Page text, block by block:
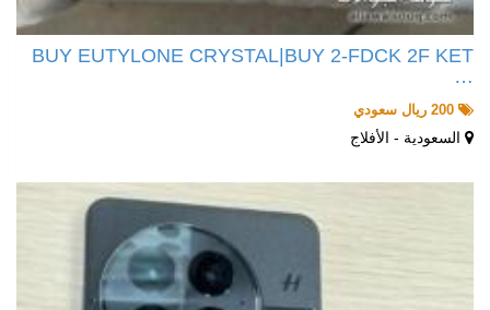
BUY EUTYLONE CRYSTAL|BUY 2-FDCK 2F KET
…
السعودية - الأفلاج